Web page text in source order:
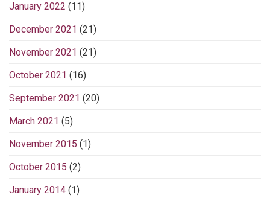
January 2022 (11)
December 2021 (21)
November 2021 (21)
October 2021 (16)
September 2021 (20)
March 2021 (5)
November 2015 (1)
October 2015 (2)
January 2014 (1)